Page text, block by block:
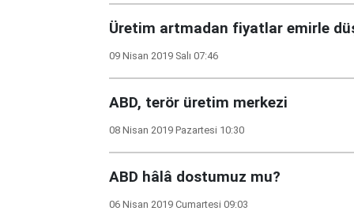
Üretim artmadan fiyatlar emirle
09 Nisan 2019 Salı 07:46
ABD, terör üretim merkezi
08 Nisan 2019 Pazartesi 10:30
ABD hâlâ dostumuz mu?
06 Nisan 2019 Cumartesi 09:03